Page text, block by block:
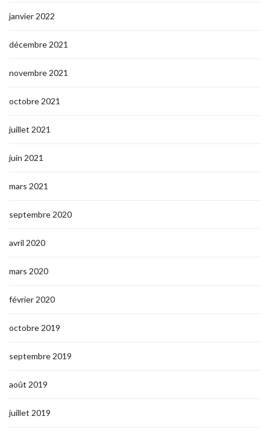
janvier 2022
décembre 2021
novembre 2021
octobre 2021
juillet 2021
juin 2021
mars 2021
septembre 2020
avril 2020
mars 2020
février 2020
octobre 2019
septembre 2019
août 2019
juillet 2019